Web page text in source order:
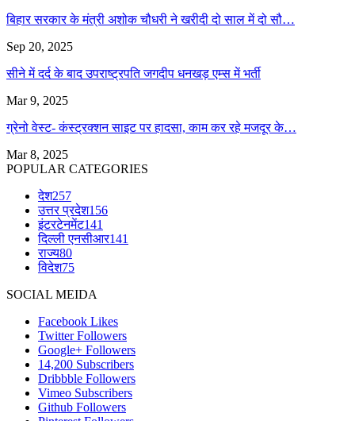
बिहार सरकार के मंत्री अशोक चौधरी ने खरीदी दो साल में दो सौ…
Sep 20, 2025
सीने में दर्द के बाद उपराष्ट्रपति जगदीप धनखड़ एम्स में भर्ती
Mar 9, 2025
ग्रेनो वेस्ट- कंस्ट्रक्शन साइट पर हादसा, काम कर रहे मजदूर के…
Mar 8, 2025
POPULAR CATEGORIES
देश257
उत्तर प्रदेश156
इंटरटेनमेंट141
दिल्ली एनसीआर141
राज्य80
विदेश75
SOCIAL MEIDA
Facebook Likes
Twitter Followers
Google+ Followers
14,200 Subscribers
Dribbble Followers
Vimeo Subscribers
Github Followers